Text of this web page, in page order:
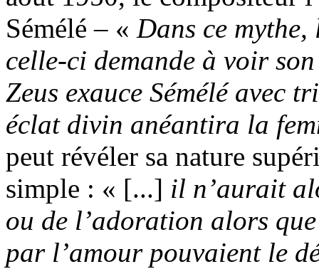
Sémélé – « Dans ce
celle-ci demande à voir
Zeus exauce Sémélé avec
éclat divin anéantira la
peut révéler sa nature
simple : « [...] il n’aurait
ou de l’adoration alors
par l’amour pouvaient le